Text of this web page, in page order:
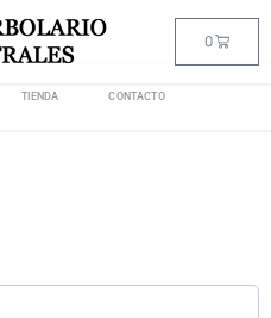
0
TIENDA CONTACTO